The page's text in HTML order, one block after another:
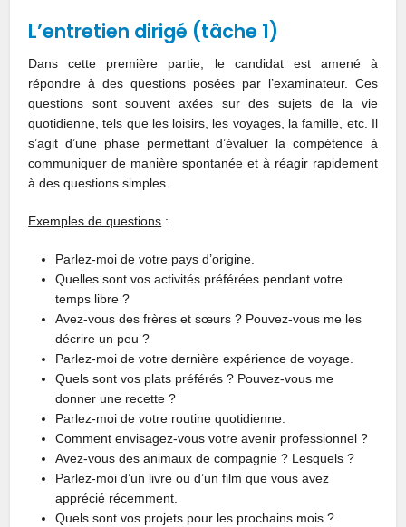
L’entretien dirigé (tâche 1)
Dans cette première partie, le candidat est amené à
répondre à des questions posées par l’examinateur. Ces
questions sont souvent axées sur des sujets de la vie
quotidienne, tels que les loisirs, les voyages, la famille, etc. Il
s’agit d’une phase permettant d’évaluer la compétence à
communiquer de manière spontanée et à réagir rapidement
à des questions simples.
Exemples de questions :
Parlez-moi de votre pays d’origine.
Quelles sont vos activités préférées pendant votre
temps libre ?
Avez-vous des frères et sœurs ? Pouvez-vous me les
décrire un peu ?
Parlez-moi de votre dernière expérience de voyage.
Quels sont vos plats préférés ? Pouvez-vous me
donner une recette ?
Parlez-moi de votre routine quotidienne.
Comment envisagez-vous votre avenir professionnel ?
Avez-vous des animaux de compagnie ? Lesquels ?
Parlez-moi d’un livre ou d’un film que vous avez
apprécié récemment.
Quels sont vos projets pour les prochains mois ?